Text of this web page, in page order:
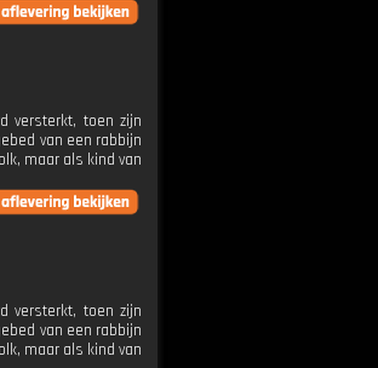
versterkt, toen zijn
van een rabbijn
maar als kind van
versterkt, toen zijn
van een rabbijn
maar als kind van